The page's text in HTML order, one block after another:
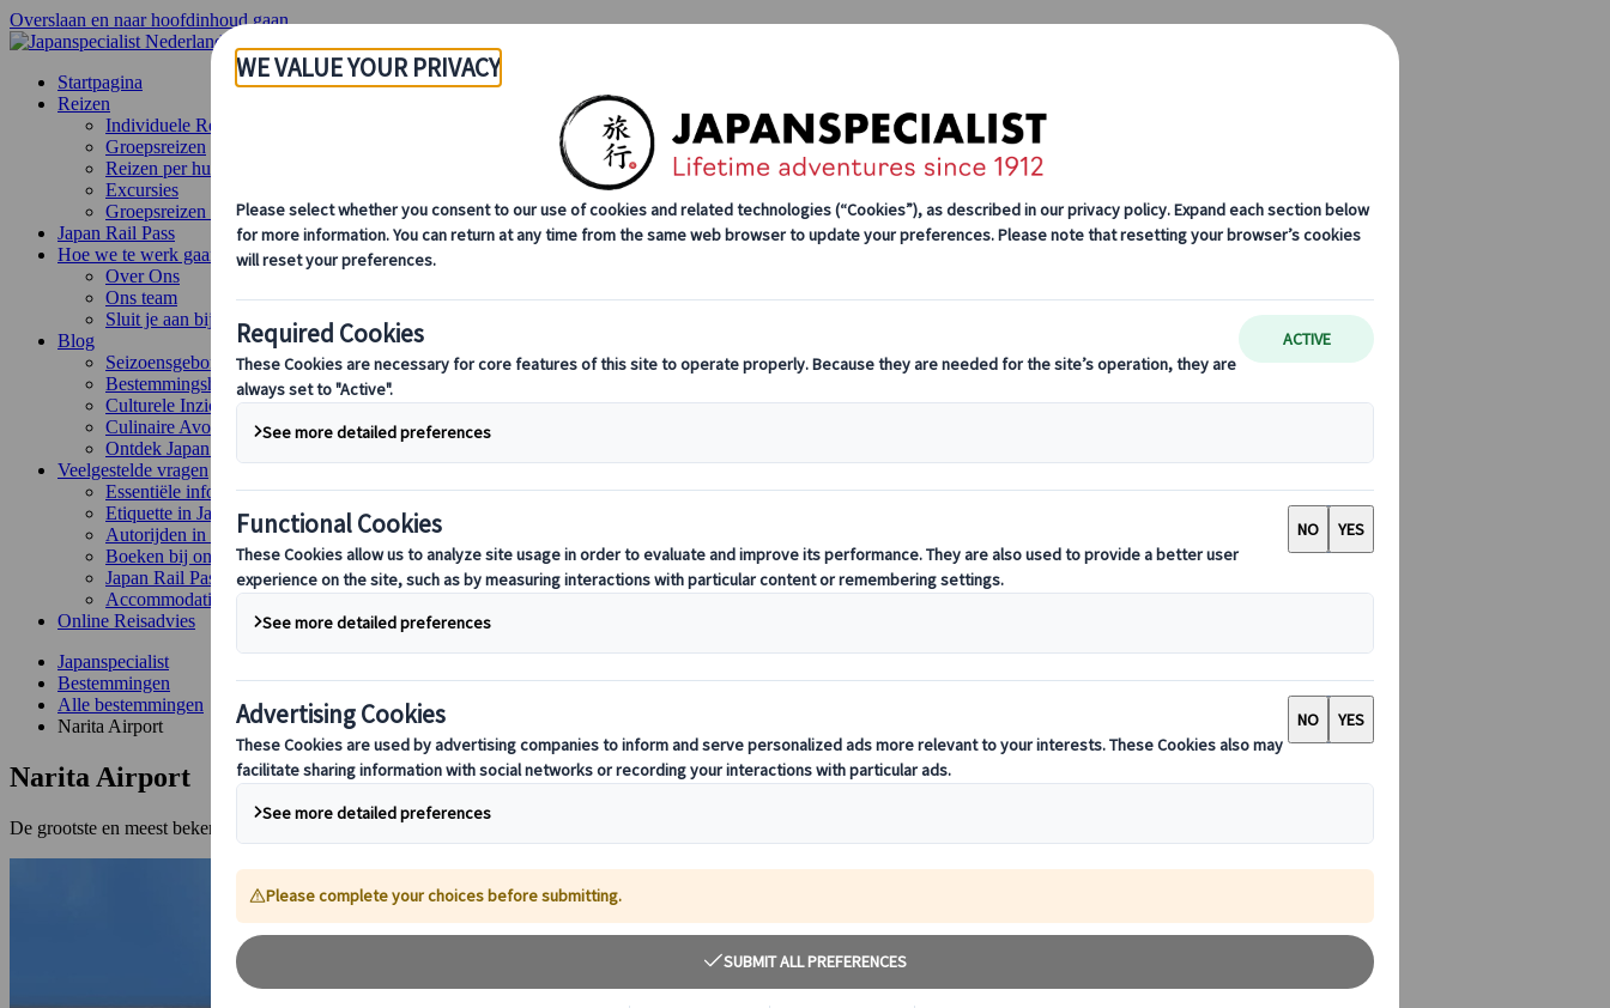
Overslaan en naar hoofdinhoud gaan
Startpagina
Reizen
Individuele Reizen
Groepsreizen
Reizen per huurauto
Excursies
Groepsreizen op maat
Japan Rail Pass
Hoe we te werk gaan
Over Ons
Ons team
Sluit je aan bij ons team
Blog
Seizoensgebonden Reistips
Bestemmingshoogtepunten
Culturele Inzichten
Culinaire Avonturen
Ontdek Japan met de trein
Veelgestelde vragen
Essentiële info
Etiquette in Japan
Autorijden in Japan
Boeken bij ons
Japan Rail Pass
Accommodatie
Online Reisadvies
Japanspecialist
Bestemmingen
Alle bestemmingen
Narita Airport
Narita Airport
De grootste en meest bekende internationale luchthaven van Japan.